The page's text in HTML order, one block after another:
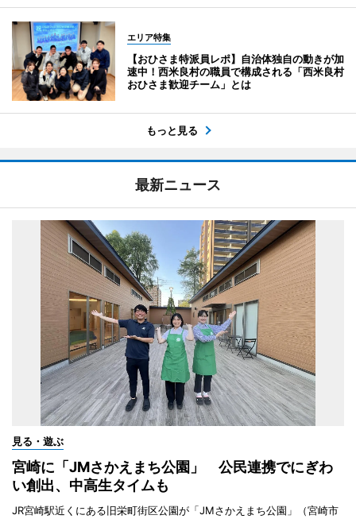
エリア特集
【おひさま特派員レポ】自治体独自の動きが加
速中！西米良村の職員で構成される「西米良村
おひさま歓迎チーム」とは
もっと見る
最新ニュース
見る・遊ぶ
宮崎に「JMさかえまち公園」 公民連携でにぎわ
い創出、中高生タイムも
JR宮崎駅近くにある旧栄町街区公園が「JMさかえまち公園」（宮崎市